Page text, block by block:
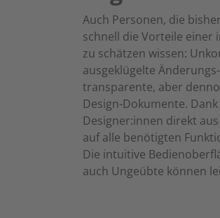
Auch Personen, die
schnell die Vorteile einer
zu schätzen wissen:
ausgeklügelte
transparente, aber
Design-Dokumente.
Designer:innen direkt
auf alle benötigten
Die intuitive
auch Ungeübte können